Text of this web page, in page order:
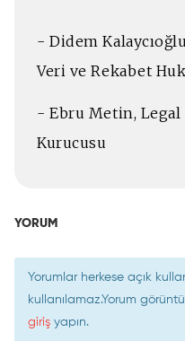
- Didem
Veri ve Rekabet
- Ebru Metin,
Kurucusu
YORUM
Yorumlar herkese açık
kullanılamaz.Yorum
giriş yapın.